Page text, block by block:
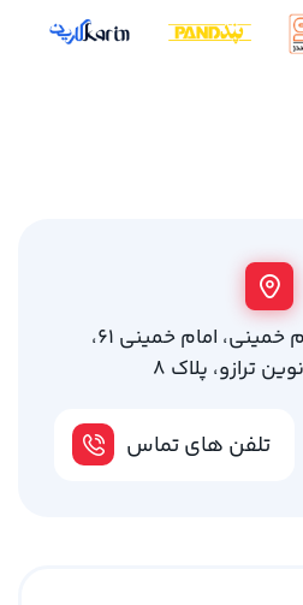
مشهد، میدان امام خمینی، امام خمینی 61،
ترازو، پلاک 8
تلفن های تماس